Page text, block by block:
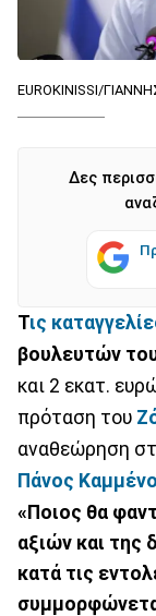
EUROKINISSI/
Δες
Τις
βουλευτών
και 2 εκατ.
πρόταση του
αναθεώρηση
Πάνος
«Ποιος θα
αξιών και της
κατά τις